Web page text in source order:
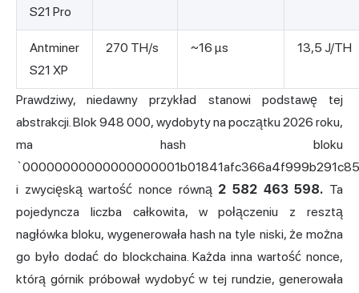
S21 Pro
Antminer
S21 XP
270 TH/s ~16 µs 13,5 J/TH
Prawdziwy, niedawny przykład stanowi podstawę tej
abstrakcji. Blok 948 000, wydobyty na początku 2026 roku,
ma hash bloku
i zwycięską wartość nonce równą 2 582 463 598. Ta
pojedyncza liczba całkowita, w połączeniu z resztą
nagłówka bloku, wygenerowała hash na tyle niski, że można
go było dodać do blockchaina. Każda inna wartość nonce,
którą górnik próbował wydobyć w tej rundzie, generowała